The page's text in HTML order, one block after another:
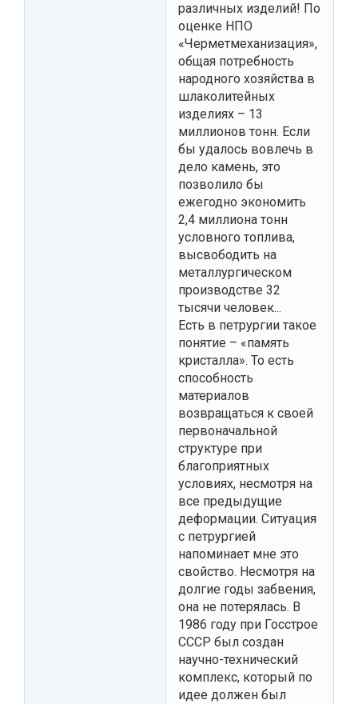
различных изделий! По
оценке НПО
«Черметмеханизация»,
общая потребность
народного хозяйства в
шлаколитейных
изделиях – 13
миллионов тонн. Если
бы удалось вовлечь в
дело камень, это
позволило бы
ежегодно экономить
2,4 миллиона тонн
условного топлива,
высвободить на
металлургическом
производстве 32
тысячи человек...
Есть в петрургии такое
понятие – «память
кристалла». То есть
способность
материалов
возвращаться к своей
первоначальной
структуре при
благоприятных
условиях, несмотря на
все предыдущие
деформации. Ситуация
с петрургией
напоминает мне это
свойство. Несмотря на
долгие годы забвения,
она не потерялась. В
1986 году при Госстрое
СССР был создан
научно-технический
комплекс, который по
идее должен был